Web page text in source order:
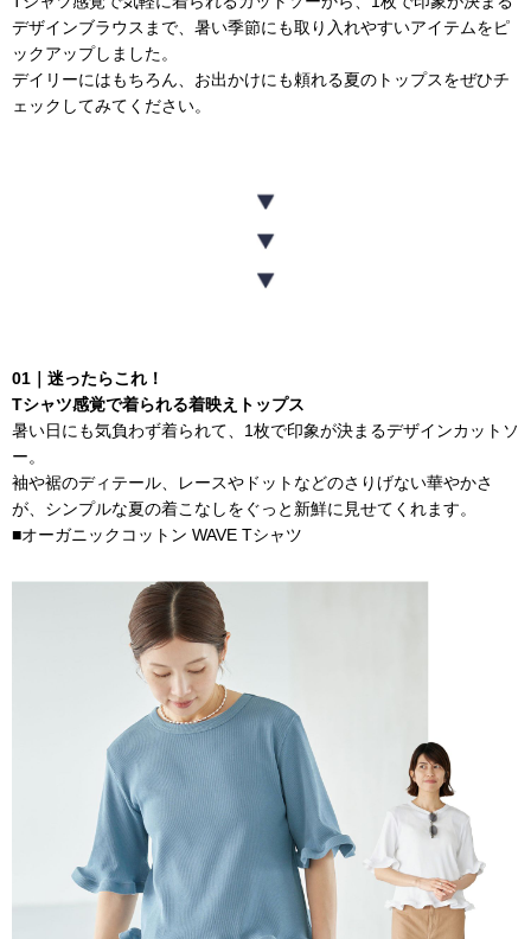
デザインブラウスまで、暑い季節にも取り入れやすいアイテムをピ
ックアップしました。
デイリーにはもちろん、お出かけにも頼れる夏のトップスをぜひチ
ェックしてみてください。
01｜迷ったらこれ！
Tシャツ感覚で着られる着映えトップス
暑い日にも気負わず着られて、1枚で印象が決まるデザインカットソ
ー。
袖や裾のディテール、レースやドットなどのさりげない華やかさ
が、シンプルな夏の着こなしをぐっと新鮮に見せてくれます。
■オーガニックコットン WAVE Tシャツ